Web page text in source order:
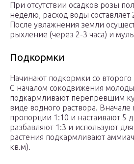
При отсутствии осадков розы
неделю, расход воды составляет
После увлажнения земли
рыхление (через 2-3 часа) и
Подкормки
Начинают подкормки со второго
С началом сокодвижения
подкармливают перепревшим
виде водного раствора. Вначале
пропорции 1:10 и настаивают 5
разбавляют 1:3 и используют
растения подкармливают
кв.м).